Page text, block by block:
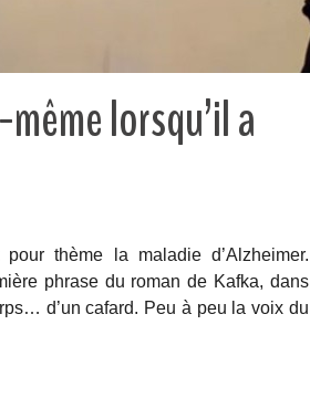
lorsqu’il a
thème la maladie d’Alzheimer.
phrase du roman de Kafka, dans
d’un cafard. Peu à peu la voix du